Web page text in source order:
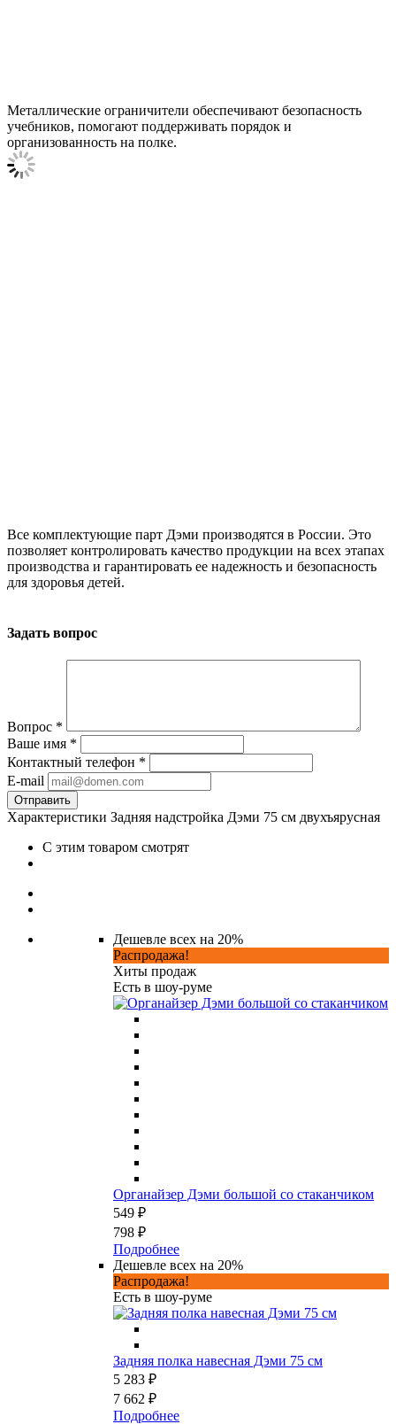
Металлические ограничители обеспечивают безопасность
учебников, помогают поддерживать порядок и
организованность на полке.
Все комплектующие парт Дэми производятся в России. Это
позволяет контролировать качество продукции на всех этапах
производства и гарантировать ее надежность и безопасность
для здоровья детей.
Задать вопрос
Вопрос *
Ваше имя *
Контактный телефон *
E-mail
Характеристики Задняя надстройка Дэми 75 см двухъярусная
С этим товаром смотрят
Дешевле всех на 20%
Распродажа!
Хиты продаж
Есть в шоу-руме
Органайзер Дэми большой со стаканчиком
549 ₽
798 ₽
Подробнее
Дешевле всех на 20%
Распродажа!
Есть в шоу-руме
Задняя полка навесная Дэми 75 см
5 283 ₽
7 662 ₽
Подробнее